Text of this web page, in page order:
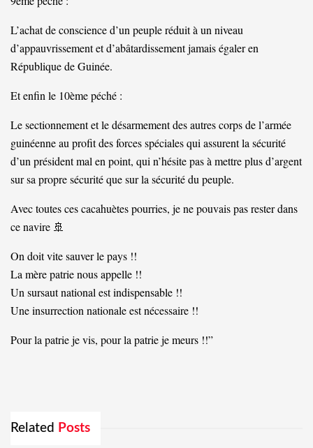
L’achat de conscience d’un peuple réduit à un niveau
d’appauvrissement et d’abâtardissement jamais égaler en
République de Guinée.
Et enfin le 10ème péché :
Le sectionnement et le désarmement des autres corps de l’armée
guinéenne au profit des forces spéciales qui assurent la sécurité
d’un président mal en point, qui n’hésite pas à mettre plus d’argent
sur sa propre sécurité que sur la sécurité du peuple.
Avec toutes ces cacahuètes pourries, je ne pouvais pas rester dans
ce navire 🚢
On doit vite sauver le pays !!
La mère patrie nous appelle !!
Un sursaut national est indispensable !!
Une insurrection nationale est nécessaire !!
Pour la patrie je vis, pour la patrie je meurs !!”
Related Posts